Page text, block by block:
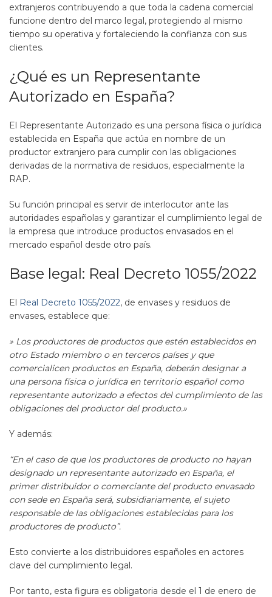
extranjeros contribuyendo a que toda la cadena comercial
funcione dentro del marco legal, protegiendo al mismo
tiempo su operativa y fortaleciendo la confianza con sus
clientes.
¿Qué es un Representante
Autorizado en España?
El Representante Autorizado es una persona física o jurídica
establecida en España que actúa en nombre de un
productor extranjero para cumplir con las obligaciones
derivadas de la normativa de residuos, especialmente la
RAP.
Su función principal es servir de interlocutor ante las
autoridades españolas y garantizar el cumplimiento legal de
la empresa que introduce productos envasados en el
mercado español desde otro país.
Base legal: Real Decreto 1055/2022
El Real Decreto 1055/2022, de envases y residuos de
envases, establece que:
» Los productores de productos que estén establecidos en
otro Estado miembro o en terceros países y que
comercialicen productos en España, deberán designar a
una persona física o jurídica en territorio español como
representante autorizado a efectos del cumplimiento de las
obligaciones del productor del producto.»
Y además:
“En el caso de que los productores de producto no hayan
designado un representante autorizado en España, el
primer distribuidor o comerciante del producto envasado
con sede en España será, subsidiariamente, el sujeto
responsable de las obligaciones establecidas para los
productores de producto”.
Esto convierte a los distribuidores españoles en actores
clave del cumplimiento legal.
Por tanto, esta figura es obligatoria desde el 1 de enero de